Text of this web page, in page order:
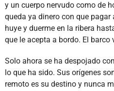
y un cuerpo nervudo como de
queda ya dinero con que
huye y duerme en la ribera
que le acepta a bordo. El barco
Solo ahora se ha despojado
lo que ha sido. Sus orígenes
remoto es su destino y nunca